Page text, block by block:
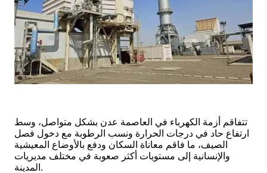
تتفاقم أزمة الكهرباء في العاصمة عدن بشكل متواصل، وسط
ارتفاع حاد في درجات الحرارة ونسب الرطوبة مع دخول فصل
الصيف، ما فاقم معاناة السكان ودفع بالأوضاع المعيشية
والإنسانية إلى مستويات أكثر صعوبة في مختلف مديريات
المدينة.